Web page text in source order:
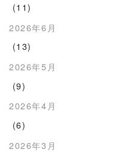
(11)
2026年6月
(13)
2026年5月
(9)
2026年4月
(6)
2026年3月